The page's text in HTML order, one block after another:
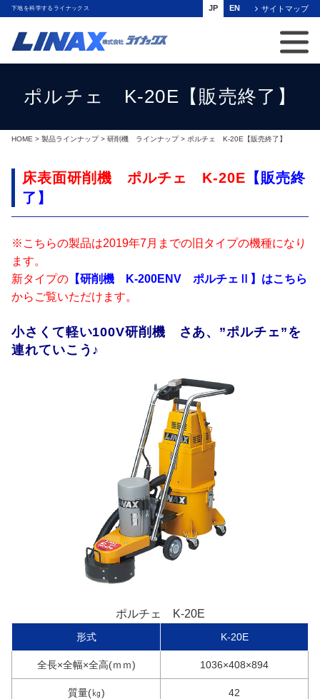
下地を科学するライナックス サイトマップ
JP EN
ポルチェ K-20E【販売終了】
HOME > 製品ラインナップ> 研削機 ラインナップ> ポルチェ K-20E【販売終了】
床表面研削機 ポルチェ K-20E 【販売終
了】
※こちらの製品は2019年7月までの旧タイプの機種になり
ます。
新タイプの 【研削機 K-200ENV ポルチェⅡ】はこちら
からご覧いただけます。
小さくて軽い100V研削機 さあ、”ポルチェ”を
連れていこう♪
ポルチェ K-20E
形式 K-20E
全長×全幅×全高(ｍｍ) 1036×408×894
質量(㎏) 42